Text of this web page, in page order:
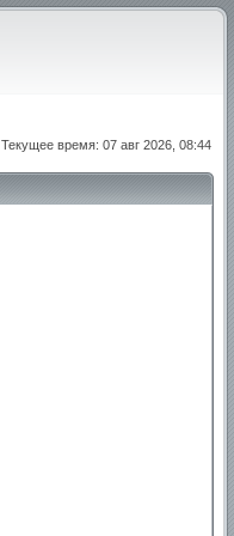
Текущее время: 07 авг 2026, 08:44